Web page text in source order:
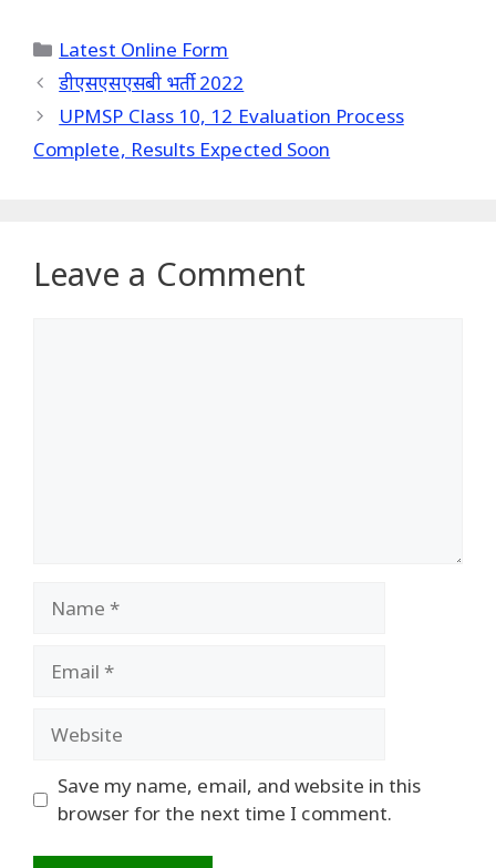
Categories
Latest Online Form
डीएसएसएसबी भर्ती 2022
UPMSP Class 10, 12 Evaluation Process
Complete, Results Expected Soon
Leave a Comment
Save my name, email, and website in this
browser for the next time I comment.